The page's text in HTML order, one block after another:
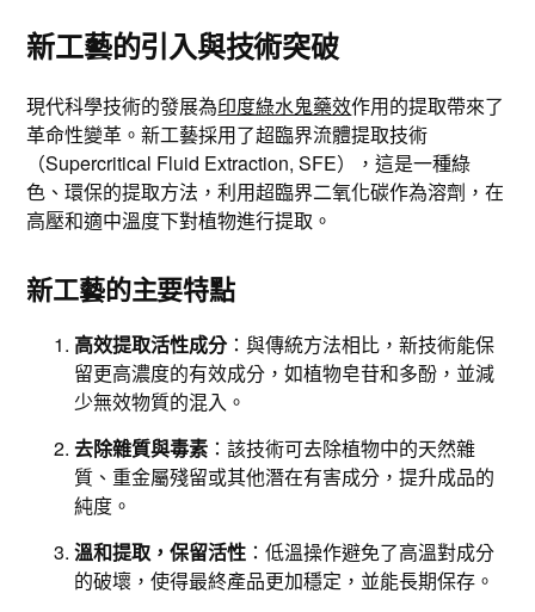
新工藝的引入與技術突破
現代科學技術的發展為印度綠水鬼藥效作用的提取帶來了
革命性變革。新工藝採用了超臨界流體提取技術
（Supercritical Fluid Extraction, SFE），這是一種綠
色、環保的提取方法，利用超臨界二氧化碳作為溶劑，在
高壓和適中溫度下對植物進行提取。
新工藝的主要特點
高效提取活性成分：與傳統方法相比，新技術能保
留更高濃度的有效成分，如植物皂苷和多酚，並減
少無效物質的混入。
去除雜質與毒素 ：該技術可去除植物中的天然雜
質、重金屬殘留或其他潛在有害成分，提升成品的
純度。
溫和提取，保留活性 ：低溫操作避免了高溫對成分
的破壞，使得最終產品更加穩定，並能長期保存。